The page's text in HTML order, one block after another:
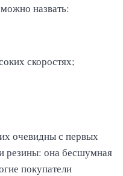
назвать:
скоростях;
очевидны с первых
резины: она бесшумная
покупатели